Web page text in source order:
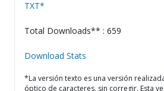
TXT*
Total Downloads** : 659
Download Stats
*La versión texto es una versión
óptico de caracteres, sin corregir. Esta